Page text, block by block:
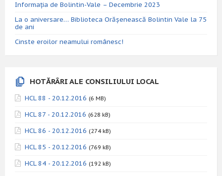
Informația de Bolintin-Vale – Decembrie 2023
La o aniversare… Biblioteca Orăşenească Bolintin Vale la 75
de ani
Cinste eroilor neamului românesc!
HOTĂRÂRI ALE CONSILIULUI LOCAL
HCL 88 - 20.12.2016 (6 MB)
HCL 87 - 20.12.2016 (628 kB)
HCL 86 - 20.12.2016 (274 kB)
HCL 85 - 20.12.2016 (769 kB)
HCL 84 - 20.12.2016 (192 kB)